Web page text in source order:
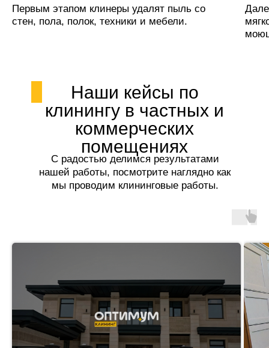
Первым этапом клинеры удалят пыль со
стен, пола, полок, техники и мебели.
Наши кейсы по
клинингу в частных и
коммерческих
помещениях
С радостью делимся результатами
нашей работы, посмотрите наглядно как
мы проводим клининговые работы.